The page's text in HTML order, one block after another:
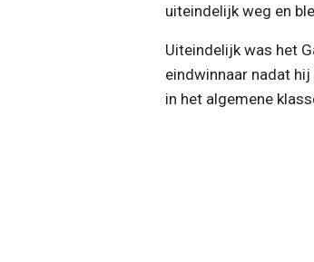
uiteindelijk weg en
Uiteindelijk was het
eindwinnaar nadat
in het algemene